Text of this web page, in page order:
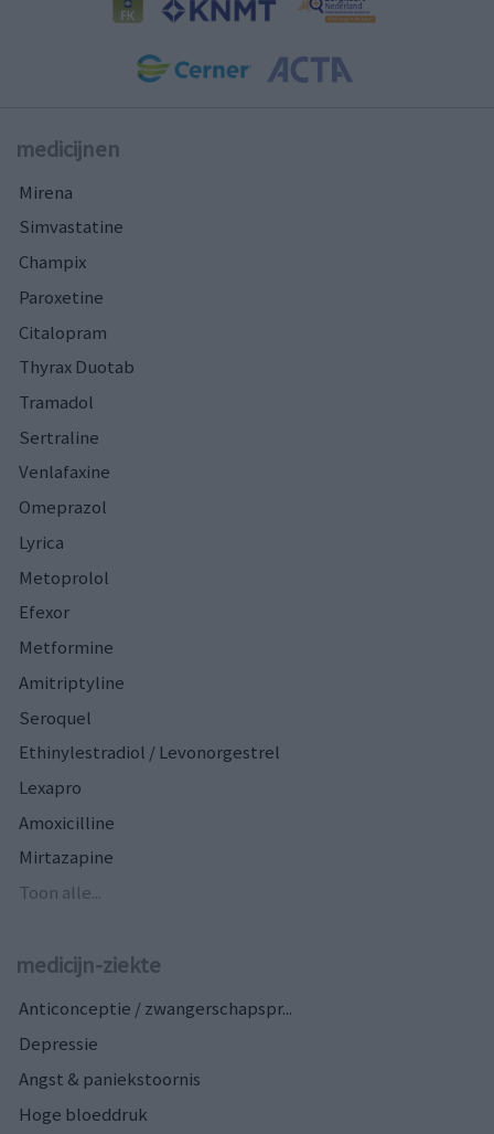
medicijnen
Mirena
Simvastatine
Champix
Paroxetine
Citalopram
Thyrax Duotab
Tramadol
Sertraline
Venlafaxine
Omeprazol
Lyrica
Metoprolol
Efexor
Metformine
Amitriptyline
Seroquel
Ethinylestradiol / Levonorgestrel
Lexapro
Amoxicilline
Mirtazapine
Toon alle...
medicijn-ziekte
Anticonceptie / zwangerschapspr...
Depressie
Angst & paniekstoornis
Hoge bloeddruk